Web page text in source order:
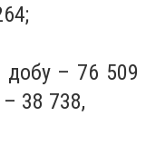
добу – 76 509
38 738,